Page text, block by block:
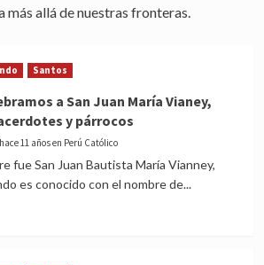
más allá de nuestras fronteras.
Santos
a San Juan María Vianey,
y párrocos
hace 11 años en Perú Católico
fue San Juan Bautista María Vianney,
es conocido con el nombre de...